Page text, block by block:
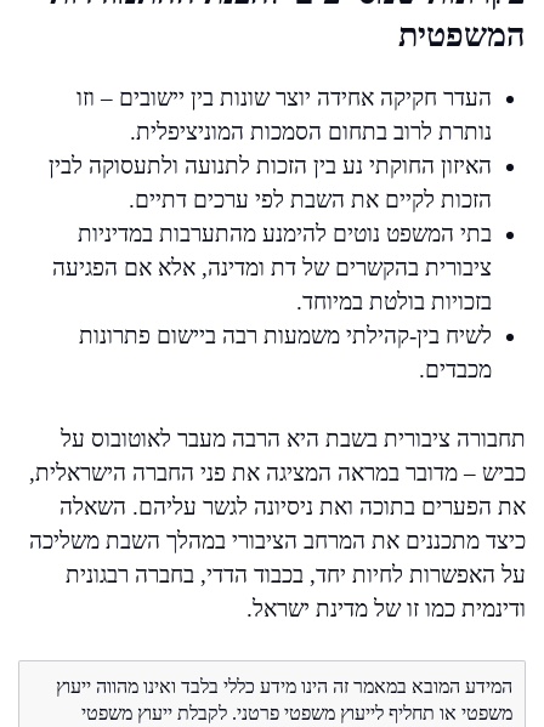
המשפטית
העדר חקיקה אחידה יוצר שונות בין יישובים – וזו
נותרת לרוב בתחום הסמכות המוניציפלית.
האיזון החוקתי נע בין הזכות לתנועה ולתעסוקה לבין
הזכות לקיים את השבת לפי ערכים דתיים.
בתי המשפט נוטים להימנע מהתערבות במדיניות
ציבורית בהקשרים של דת ומדינה, אלא אם הפגיעה
בזכויות בולטת במיוחד.
לשיח בין-קהילתי משמעות רבה ביישום פתרונות
מכבדים.
תחבורה ציבורית בשבת היא הרבה מעבר לאוטובוס על
כביש – מדובר במראה המציגה את פני החברה הישראלית,
את הפערים בתוכה ואת ניסיונה לגשר עליהם. השאלה
כיצד מתכננים את המרחב הציבורי במהלך השבת משליכה
על האפשרות לחיות יחד, בכבוד הדדי, בחברה רבגונית
ודינמית כמו זו של מדינת ישראל.
המידע המובא במאמר זה הינו מידע כללי בלבד ואינו מהווה ייעוץ
משפטי או תחליף לייעוץ משפטי פרטני. לקבלת ייעוץ משפטי